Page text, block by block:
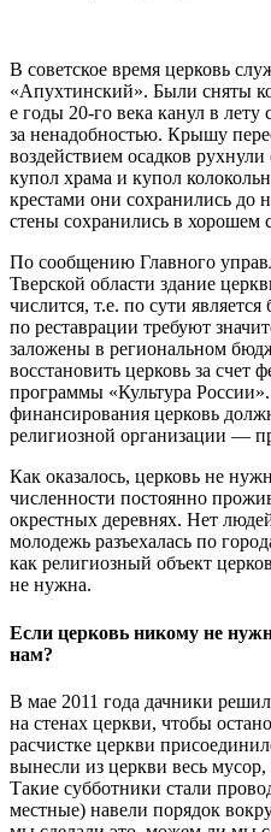
В советское время церковь
«Апухтинский». Были сняты
е годы 20-го века канул в лету
за ненадобностью. Крышу
воздействием осадков
купол храма и купол
крестами они сохранились
стены сохранились в хорошем
По сообщению Главного
Тверской области здание
числится, т.е. по сути
по реставрации требуют
заложены в региональном
восстановить церковь за счет
программы «Культура
финансирования церковь
религиозной организации —
Как оказалось, церковь не
численности постоянно
окрестных деревнях. Нет
молодежь разъехалась по
как религиозный объект
не нужна.
Если церковь никому не
нам?
В мае 2011 года дачники
на стенах церкви, чтобы
расчистке церкви
вынесли из церкви весь
Такие субботники стали
местные) навели порядок